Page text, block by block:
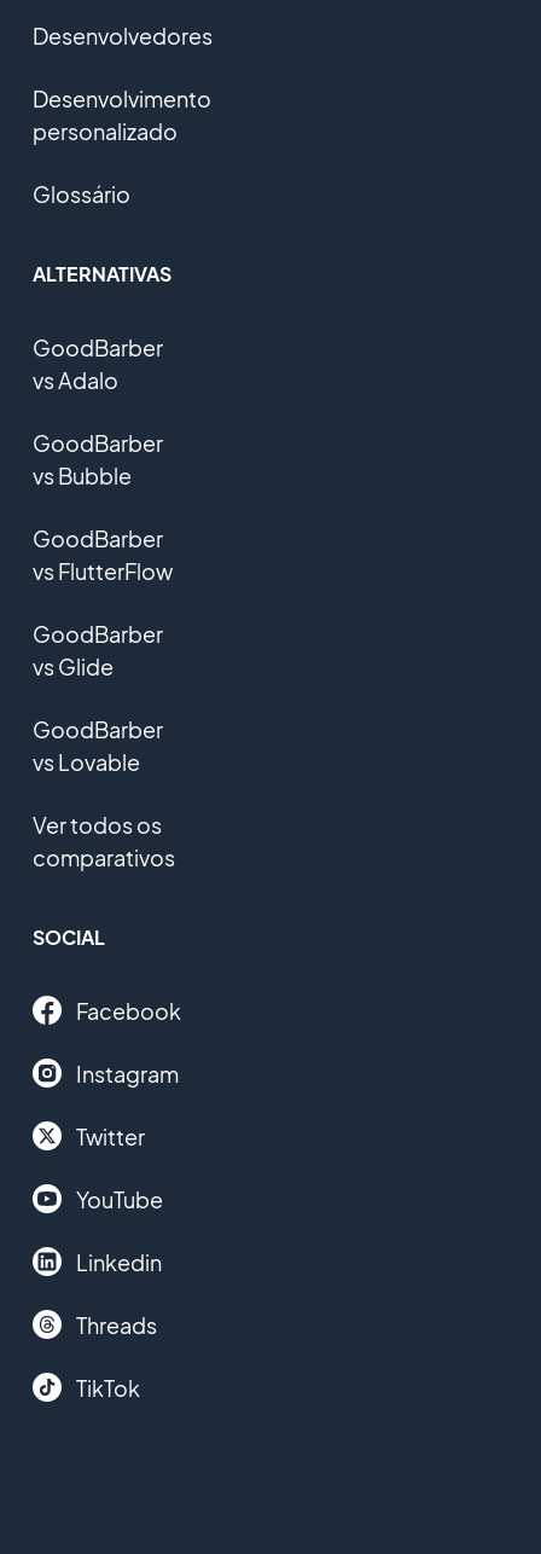
Desenvolvedores
Desenvolvimento
personalizado
Glossário
ALTERNATIVAS
GoodBarber
vs Adalo
GoodBarber
vs Bubble
GoodBarber
vs FlutterFlow
GoodBarber
vs Glide
GoodBarber
vs Lovable
Ver todos os
comparativos
SOCIAL
Facebook
Instagram
Twitter
YouTube
Linkedin
Threads
TikTok